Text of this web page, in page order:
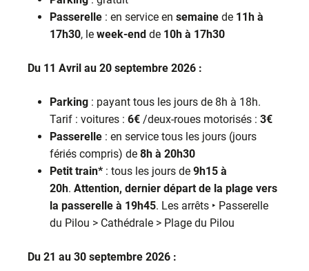
Passerelle : en service en semaine de 11h à
17h30, le week-end de 10h à 17h30
Du 11 Avril au 20 septembre 2026 :
Parking : payant tous les jours de 8h à 18h.
Tarif : voitures : 6€ /deux-roues motorisés : 3€
Passerelle : en service tous les jours (jours
fériés compris) de 8h à 20h30
Petit train* : tous les jours de 9h15 à
20h. Attention, dernier départ de la plage vers
la passerelle à 19h45. Les arrêts ‣ Passerelle
du Pilou > Cathédrale > Plage du Pilou
Du 21 au 30 septembre 2026 :